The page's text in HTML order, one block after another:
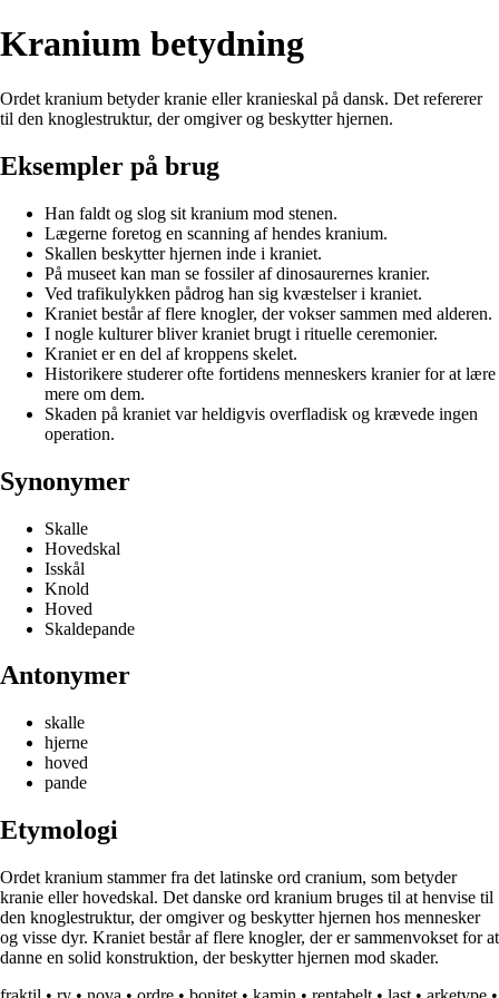
Kranium betydning
Ordet kranium betyder kranie eller kranieskal på dansk. Det refererer
til den knoglestruktur, der omgiver og beskytter hjernen.
Eksempler på brug
Han faldt og slog sit kranium mod stenen.
Lægerne foretog en scanning af hendes kranium.
Skallen beskytter hjernen inde i kraniet.
På museet kan man se fossiler af dinosaurernes kranier.
Ved trafikulykken pådrog han sig kvæstelser i kraniet.
Kraniet består af flere knogler, der vokser sammen med alderen.
I nogle kulturer bliver kraniet brugt i rituelle ceremonier.
Kraniet er en del af kroppens skelet.
Historikere studerer ofte fortidens menneskers kranier for at lære
mere om dem.
Skaden på kraniet var heldigvis overfladisk og krævede ingen
operation.
Synonymer
Skalle
Hovedskal
Isskål
Knold
Hoved
Skaldepande
Antonymer
skalle
hjerne
hoved
pande
Etymologi
Ordet kranium stammer fra det latinske ord cranium, som betyder
kranie eller hovedskal. Det danske ord kranium bruges til at henvise til
den knoglestruktur, der omgiver og beskytter hjernen hos mennesker
og visse dyr. Kraniet består af flere knogler, der er sammenvokset for at
danne en solid konstruktion, der beskytter hjernen mod skader.